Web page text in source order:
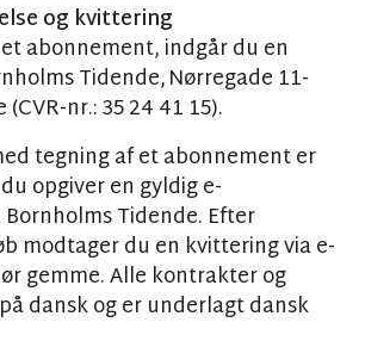
og kvittering
abonnement, indgår du en
Tidende, Nørregade 11-
(CVR-nr.: 35 24 41 15).
tegning af et abonnement er
opgiver en gyldig e-
Tidende. Efter
modtager du en kvittering via e-
gemme. Alle kontrakter og
dansk og er underlagt dansk